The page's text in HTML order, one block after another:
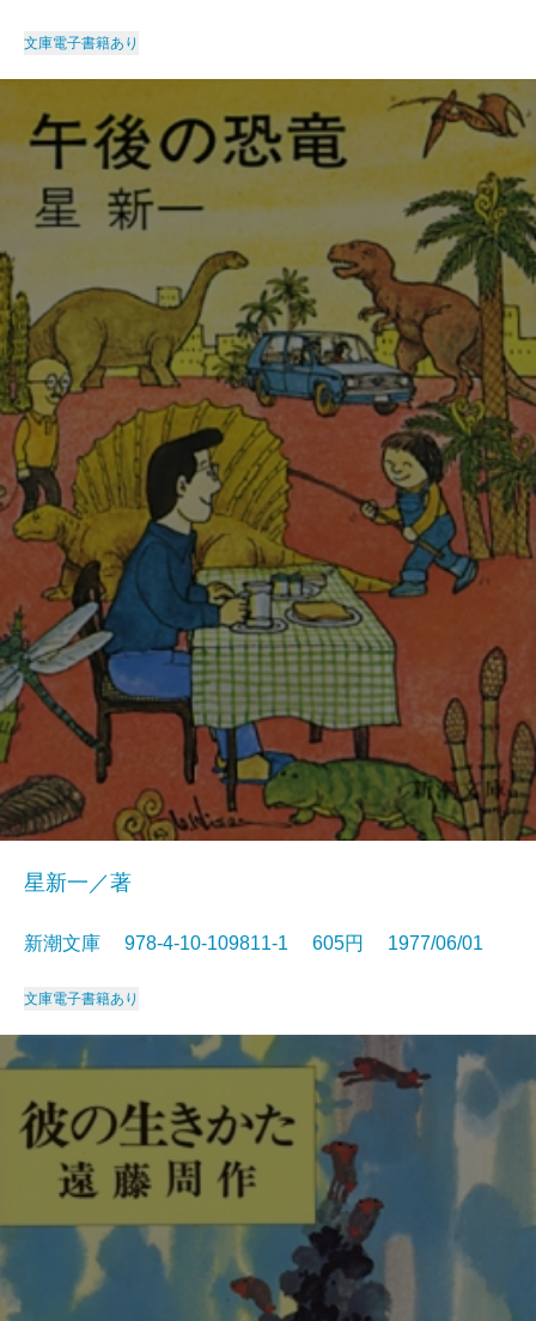
文庫電子書籍あり
星新一／著
新潮文庫 978-4-10-109811-1 605円 1977/06/01
文庫電子書籍あり